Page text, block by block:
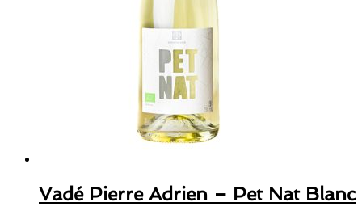
Vadé Pierre Adrien – Pet Nat Blanc